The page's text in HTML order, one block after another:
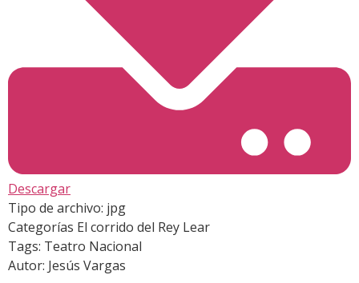
Descargar
Tipo de archivo: jpg
Categorías El corrido del Rey Lear
Tags: Teatro Nacional
Autor: Jesús Vargas